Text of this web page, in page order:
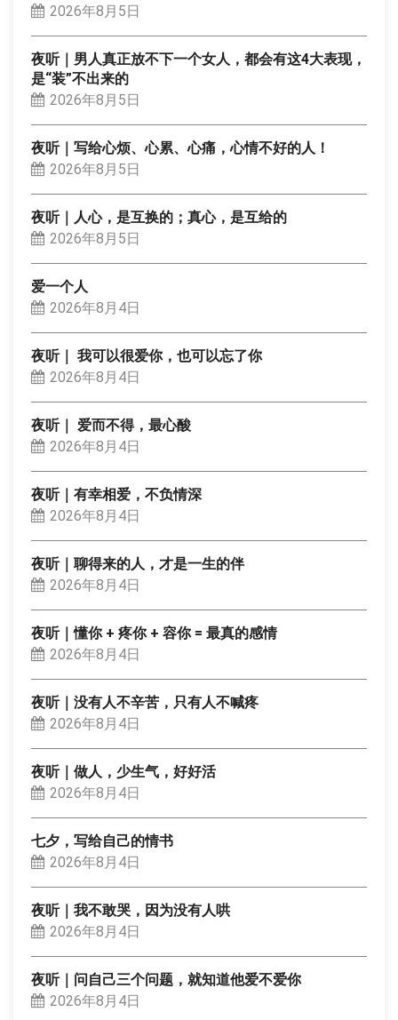
2026年8月5日
夜听｜男人真正放不下一个女人，都会有这4大表现，
是“装”不出来的
2026年8月5日
夜听｜写给心烦、心累、心痛，心情不好的人！
2026年8月5日
夜听｜人心，是互换的；真心，是互给的
2026年8月5日
爱一个人
2026年8月4日
夜听｜ 我可以很爱你，也可以忘了你
2026年8月4日
夜听｜ 爱而不得，最心酸
2026年8月4日
夜听｜有幸相爱，不负情深
2026年8月4日
夜听｜聊得来的人，才是一生的伴
2026年8月4日
夜听｜懂你 + 疼你 + 容你 = 最真的感情
2026年8月4日
夜听｜没有人不辛苦，只有人不喊疼
2026年8月4日
夜听｜做人，少生气，好好活
2026年8月4日
七夕，写给自己的情书
2026年8月4日
夜听｜我不敢哭，因为没有人哄
2026年8月4日
夜听｜问自己三个问题，就知道他爱不爱你
2026年8月4日